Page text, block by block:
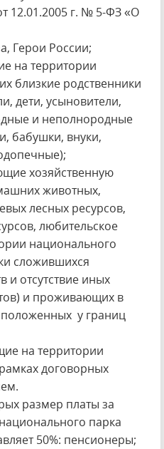
12.01.2005 г. № 5-ФЗ «О
Герои России;
на территории
близкие родственники
дети, усыновители,
и неполнородные
бабушки, внуки,
хозяйственную
животных,
лесных ресурсов,
любительское
национального
сложившихся
и отсутствие иных
и проживающих в
у границ
на территории
договорных
размер платы за
парка
50%: пенсионеры;